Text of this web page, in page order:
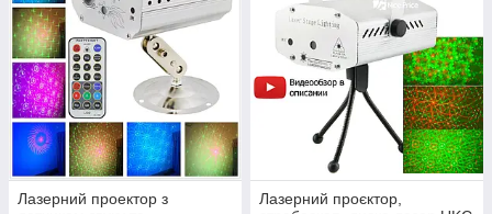
Лазерний проектор з
Лазерний проєктор,